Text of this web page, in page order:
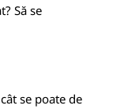
Să se
se poate de